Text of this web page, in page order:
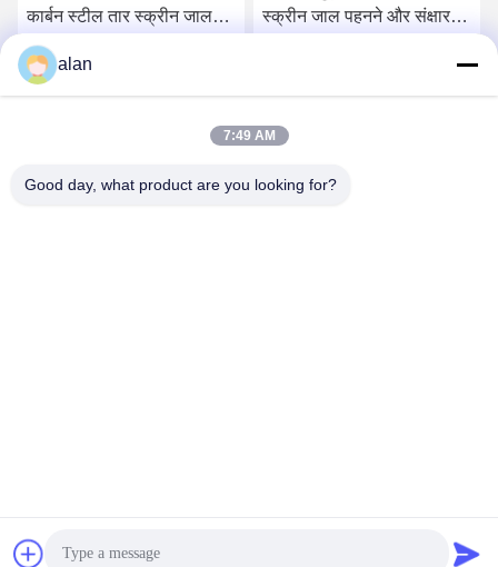
कार्बन स्टील तार स्क्रीन जाल
खनन और खदान के लिए
सबसे अच्छी कीमत पाएं
स्क्रीन जाल पहनने और संक्षारण
google.translate.TranslateService();lib.transla आपूर्तिकर्ता. कॉपीराइट © 2020-
2026 Anping MamBa Screen Mesh MFG.,Co.Ltd . सर्वाधिकार सुरक्षित।
alan
7:49 AM
Good day, what product are you looking for?